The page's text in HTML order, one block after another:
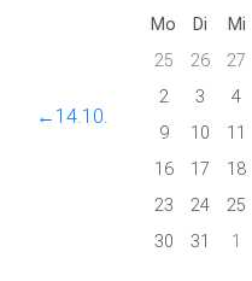
←14.10.
Mo
Di Mi
25
26 27
2
3 4
9
10 11
16
17 18
23
24 25
30
31 1